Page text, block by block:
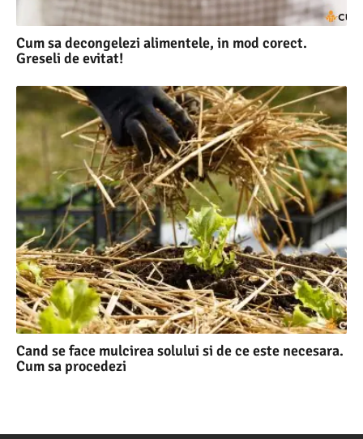
Cum sa decongelezi alimentele, in mod corect.
Greseli de evitat!
Cand se face mulcirea solului si de ce este necesara.
Cum sa procedezi